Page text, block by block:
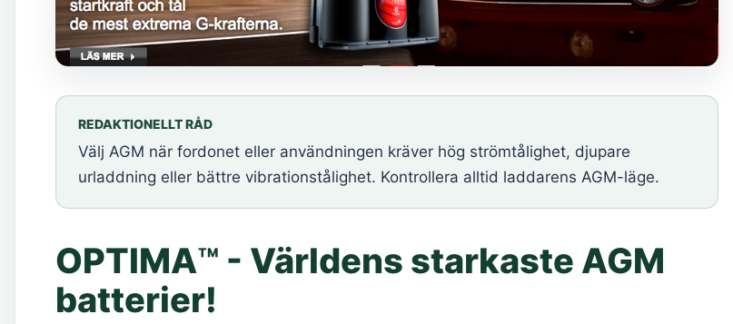
REDAKTIONELLT RÅD
Välj AGM när fordonet eller användningen kräver hög strömtålighet, djupare
urladdning eller bättre vibrationstålighet. Kontrollera alltid laddarens AGM-läge.
OPTIMA™ - Världens starkaste AGM
batterier!